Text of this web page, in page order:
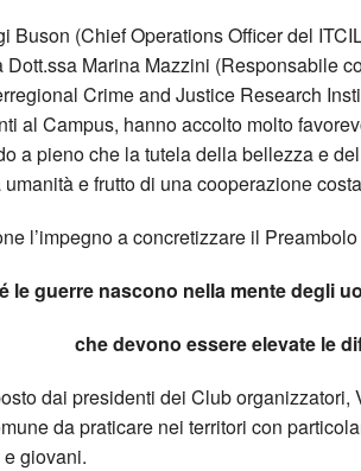
Buson (Chief Operations Officer del
Dott.ssa Marina Mazzini (Responsabile
Crime and Justice Research
al Campus, hanno accolto molto
a pieno che la tutela della bellezza e
e frutto di una cooperazione
l’impegno a concretizzare il
le guerre nascono nella mente degli
che devono essere elevate le
dai presidenti dei Club organizzatori,
da praticare nei territori con
giovani.